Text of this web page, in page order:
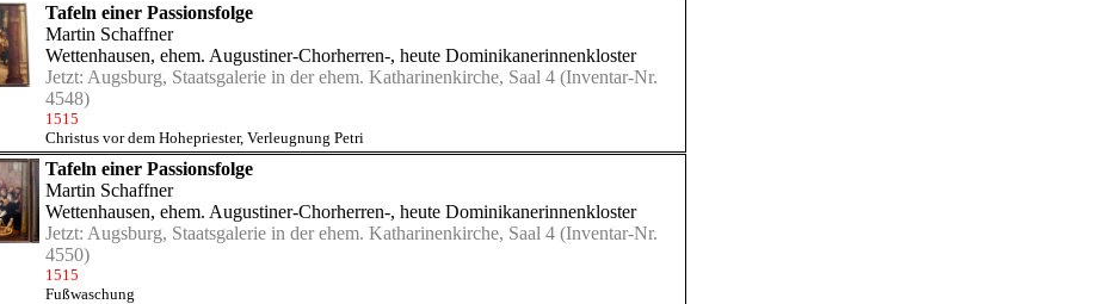
Tafeln einer Passionsfolge
Martin Schaffner
Wettenhausen, ehem. Augustiner-Chorherren-, heute Dominikanerinnenkloster
Jetzt: Augsburg, Staatsgalerie in der ehem. Katharinenkirche, Saal 4 (Inventar-Nr.
4548)
1515
Christus vor dem Hohepriester, Verleugnung Petri
Tafeln einer Passionsfolge
Martin Schaffner
Wettenhausen, ehem. Augustiner-Chorherren-, heute Dominikanerinnenkloster
Jetzt: Augsburg, Staatsgalerie in der ehem. Katharinenkirche, Saal 4 (Inventar-Nr.
4550)
1515
Fußwaschung